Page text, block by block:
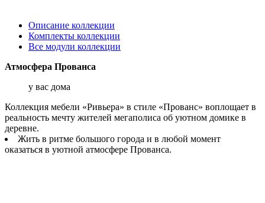
Описание коллекции
Комплекты коллекции
Все модули коллекции
Атмосфера Прованса
у вас дома
Коллекция мебели «Ривьера» в стиле «Прованс» воплощает в
реальность мечту жителей мегаполиса об уютном домике в
деревне.
Жить в ритме большого города и в любой момент
оказаться в уютной атмосфере Прованса.